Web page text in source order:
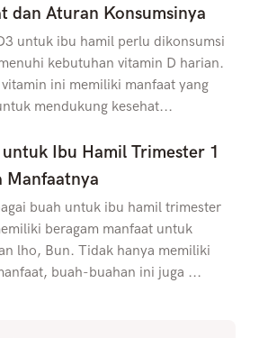
dan Aturan Konsumsinya
untuk ibu hamil perlu dikonsumsi
kebutuhan vitamin D harian.
ini memiliki manfaat yang
mendukung kesehat...
Ibu Hamil Trimester 1
Manfaatnya
buah untuk ibu hamil trimester
beragam manfaat untuk
lho, Bun. Tidak hanya memiliki
buah-buahan ini juga ...